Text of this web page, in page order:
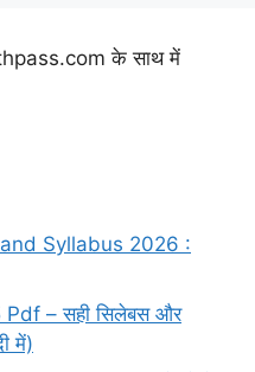
के साथ में
Syllabus 2026 :
– सही सिलेबस और
में)